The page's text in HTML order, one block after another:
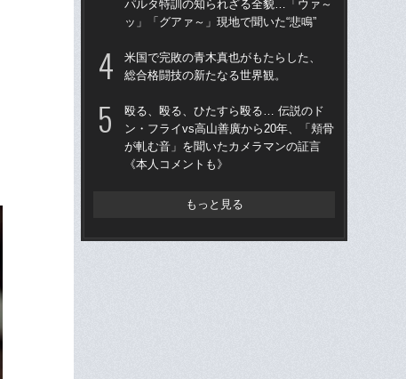
パルタ特訓の知られざる全貌…「ウァ～
ッ」「グアァ～」現地で聞いた“悲鳴”
米国で完敗の青木真也がもたらした、
総合格闘技の新たなる世界観。
殴る、殴る、ひたすら殴る… 伝説のド
ン・フライvs高山善廣から20年、「頬骨
が軋む音」を聞いたカメラマンの証言
《本人コメントも》
もっと見る